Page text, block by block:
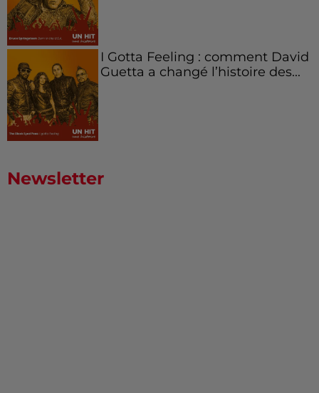
I Gotta Feeling : comment David
Guetta a changé l’histoire des...
Newsletter